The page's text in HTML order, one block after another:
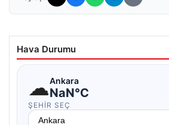
Hava Durumu
☁Ankara
NaN°C
ŞEHIR SEÇ